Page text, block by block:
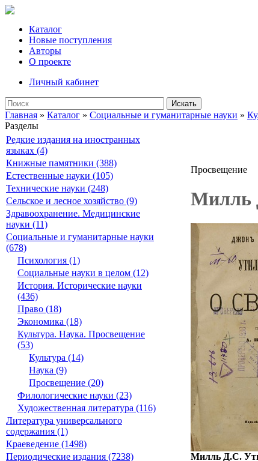
Каталог
Новые поступления
Авторы
О проекте
Личный кабинет
Искать
Главная » Каталог » Социальные и гуманитарные науки »
Разделы
Редкие издания на иностранных
языках (4)
Книжные памятники (388)
Естественные науки (105)
Технические науки (248)
Сельское и лесное хозяйство (9)
Здравоохранение. Медицинские
науки (11)
Социальные и гуманитарные науки
(678)
Психология (1)
Социальные науки в целом (12)
История. Исторические науки
(436)
Право (18)
Экономика (18)
Культура. Наука. Просвещение
(53)
Культура (14)
Наука (9)
Просвещение (20)
Филологические науки (23)
Художественная литература (116)
Литература универсального
содержания (1)
Краеведение (1498)
Периодические издания (7238)
Просвещение
Милль
Милль Д.С.